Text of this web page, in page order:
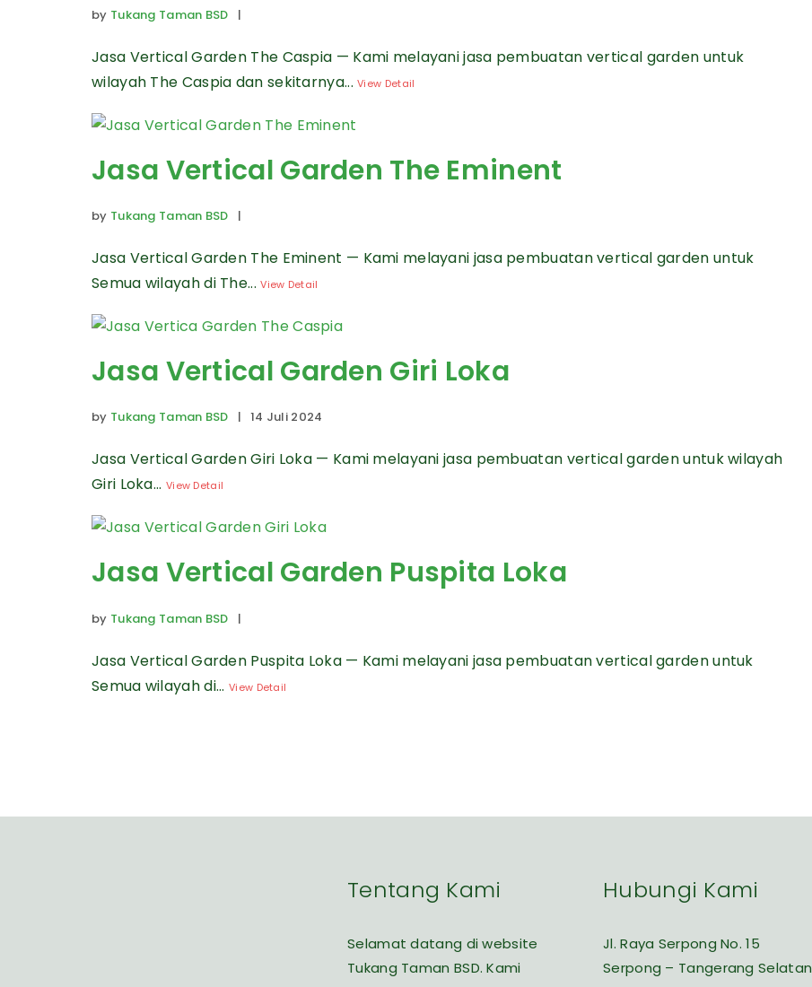
by Tukang Taman BSD |
Jasa Vertical Garden The Caspia — Kami melayani jasa pembuatan vertical garden untuk
wilayah The Caspia dan sekitarnya...View Detail
Jasa Vertical Garden The Eminent
by Tukang Taman BSD |
Jasa Vertical Garden The Eminent — Kami melayani jasa pembuatan vertical garden untuk
Semua wilayah di The...View Detail
Jasa Vertical Garden Giri Loka
by Tukang Taman BSD | 14 Juli 2024
Jasa Vertical Garden Giri Loka — Kami melayani jasa pembuatan vertical garden untuk wilayah
Giri Loka... View Detail
Jasa Vertical Garden Puspita Loka
by Tukang Taman BSD |
Jasa Vertical Garden Puspita Loka — Kami melayani jasa pembuatan vertical garden untuk
Semua wilayah di...View Detail
Tentang Kami
Selamat datang di website
Tukang Taman BSD. Kami
Hubungi Kami
Jl. Raya Serpong No. 15
Serpong – Tangerang Selatan